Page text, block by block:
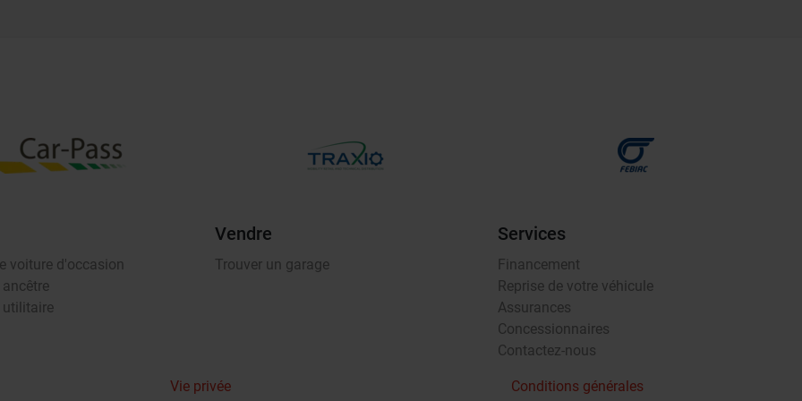
voiture d'occasion
utilitaire
Vendre
Trouver un garage
Services
Financement
Reprise de votre véhicule
Assurances
Concessionnaires
Contactez-nous
Vie privée Conditions générales